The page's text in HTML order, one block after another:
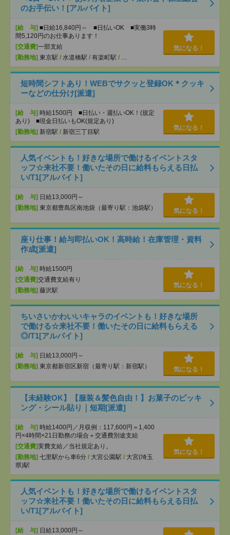
のお手伝い！[アルバイト]
[給 与] ■日給16,840円～ ■日払いOK ■実働3時
間5,120円のお仕事あります！
[交通費]一部支給
[勤務地] 東京駅 / 水道橋駅 / 有楽町駅 / …
気になる！
短時間シフトあり！WEBでサクッと登録OK＊クッキ
ーなどの仕分け[派遣]
[給 与] 時給1500円 ■日払い・週払いOK！(規定
あり) ■現金日払いもOK(規定あり)
[勤務地] 新宿駅 / 新宿三丁目駅
気になる！
人気イベントも！好きな場所で働けるイベントスタ
ッフ☆来社不要！働いたその日に給料もらえる日払
い/T1[アルバイト]
[給 与] 日給13,000円～
[勤務地] 東京都豊島区南池袋（最寄り駅：池袋駅） 気になる！
座り仕事！給与即払いOK！高時給！在庫管理・資料
作成[派遣]
[給 与] 時給1500円
[交通費]交通費支給有り
[勤務地] 藤沢駅
気になる！
ちいさいかわいいキャラのイベントも！好きな場所
で働ける☆来社不要！働いたその日に給料もらえる
◎/T1[アルバイト]
[給 与] 日給13,000円～
[勤務地] 東京都新宿区新宿（最寄り駅：新宿駅） 気になる！
【未経験OK】【服装＆髪色自由！】お菓子のピッキ
ング・シール貼り｜短期[派遣]
[給 与] 時給1400円／月収例：117,600円＝1,400
円×4時間×21日勤務の場合＋交通費別途支給
[交通費]実費支給／当社規定あり。
[勤務地] 七里駅から車6分 / 大宮公園駅 / 大宮(埼玉
県)駅
気になる！
人気イベントも！好きな場所で働けるイベントスタ
ッフ☆来社不要！働いたその日に給料もらえる日払
い/T1[アルバイト]
[給 与] 日給13,000円～